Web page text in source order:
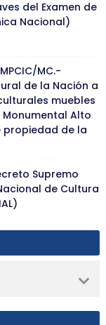
del Examen de
Nacional)
MC.-
de la Nación a
muebles
Alto
propiedad de la
Supremo
de Cultura